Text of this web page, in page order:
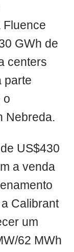
Fluence
GWh de
centers
parte
o
Nebreda.
US$430
a venda
Calibrant
um
62 MWh